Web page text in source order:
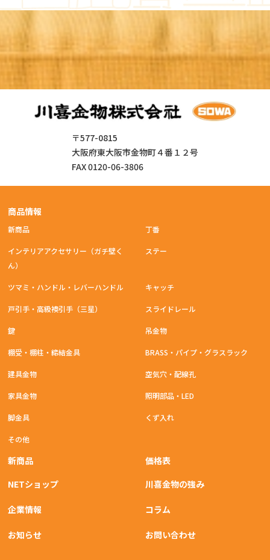
〒577-0815
大阪府東大阪市金物町４番１２号
FAX 0120-06-3806
商品情報
新商品
インテリアアクセサリー（ガチ壁く
ん）
ツマミ・ハンドル・レバーハンドル
戸引手・高級襖引手（三星）
鍵
丁番
ステー
キャッチ
スライドレール
吊金物
棚受・棚柱・締結金具
建具金物
家具金物
脚金具
BRASS・パイプ・グラスラック
空気穴・配線孔
照明部品・LED
くず入れ
その他
新商品
価格表
NETショップ
川喜金物の強み
企業情報 コラム
お知らせ お問い合わせ